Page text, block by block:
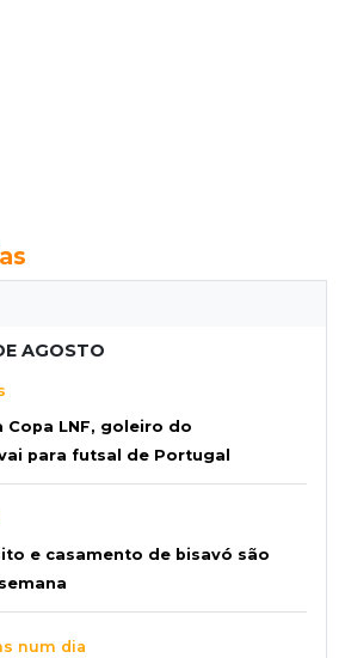
AGOSTO
Copa LNF, goleiro do
para futsal de Portugal
e casamento de bisavó são
num dia